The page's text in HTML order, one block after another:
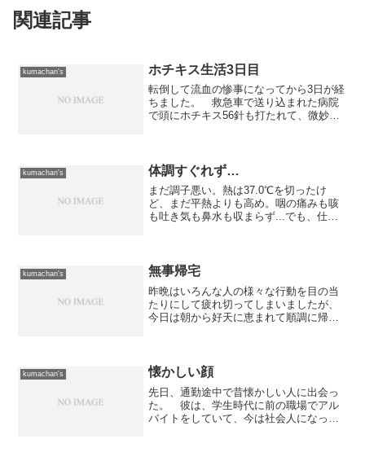
関連記事
kumachan's ホチキス生活3日目
転倒して流血の惨事になってから3日が経
ちました。 救急車で送り込まれた病院
で頭にホチキス56針も打たれて、微妙に
って、不自由さもな...
kumachan's 体調すぐれず…
まだ調子悪い。熱は37.0℃を切ったけ
ど、まだ平熱よりも高め。咽の痛みも咳
も吐き気も鼻水も収まらず...でも、仕事
kumachan's 無事帰宅
昨晩はいろんな人の様々な行動を目の当
たりにして疲れ切ってしまいましたが、
今日は朝から好天に恵まれて順調に帰っ
ああいった事態に遭遇する...
kumachan's 懐かしい顔
先日、通勤途中で昔懐かしい人に出会っ
た。 彼は、学生時代に前の職場でアル
バイトをしていて、今は社会人になって